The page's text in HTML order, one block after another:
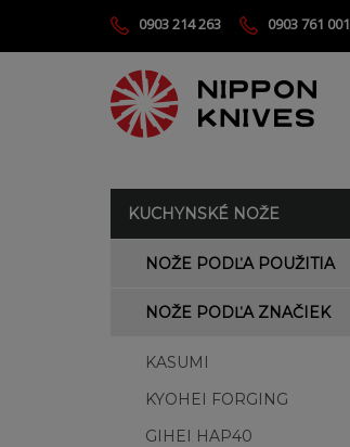
0903 214 263 0903 761 001
KUCHYNSKÉ NOŽE
NOŽE PODĽA POUŽITIA
NOŽE PODĽA ZNAČIEK
KASUMI
KYOHEI FORGING
GIHEI HAP40